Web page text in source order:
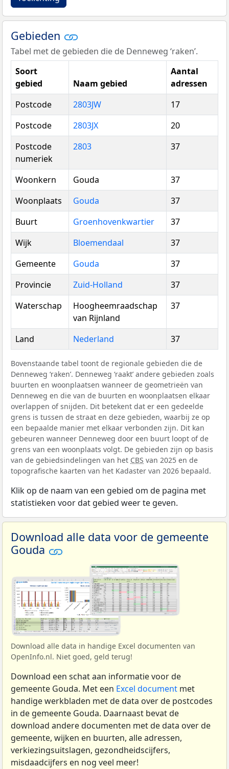
Gebieden
Tabel met de gebieden die de Denneweg ‘raken’.
Soort
gebied
Naam gebied
Aantal
adressen
Postcode
2803JW
17
Postcode
2803JX
20
Postcode
numeriek
2803 37
Woonkern Gouda
37
Woonplaats
Gouda
37
Buurt
Groenhovenkwartier
37
Wijk
Bloemendaal
37
Gemeente
Gouda
37
Provincie
Zuid-Holland
37
Waterschap
Hoogheemraadschap
van Rijnland
37
Land Nederland 37
Bovenstaande tabel toont de regionale gebieden die de
Denneweg ‘raken’. Denneweg ‘raakt’ andere gebieden zoals
buurten en woonplaatsen wanneer de geometrieën van
Denneweg en die van de buurten en woonplaatsen elkaar
overlappen of snijden. Dit betekent dat er een gedeelde
grens is tussen de straat en deze gebieden, waarbij ze op
een bepaalde manier met elkaar verbonden zijn. Dit kan
gebeuren wanneer Denneweg door een buurt loopt of de
grens van een woonplaats volgt. De gebieden zijn op basis
van de gebiedsindelingen van het CBS van 2025 en de
topografische kaarten van het Kadaster van 2026 bepaald.
Klik op de naam van een gebied om de pagina met
statistieken voor dat gebied weer te geven.
Download alle data voor de gemeente
Gouda
Download alle data in handige Excel documenten van
OpenInfo.nl. Niet goed, geld terug!
Download een schat aan informatie voor de
gemeente Gouda. Met een Excel document met
handige werkbladen met de data over de postcodes
in de gemeente Gouda. Daarnaast bevat de
download andere documenten met de data over de
gemeente, wijken en buurten, alle adressen,
verkiezingsuitslagen, gezondheidscijfers,
misdaadcijfers en nog veel meer!